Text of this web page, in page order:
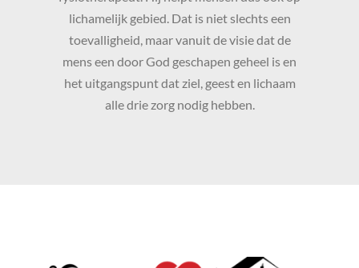
lichamelijk gebied. Dat is niet slechts een
toevalligheid, maar vanuit de visie dat de
mens een door God geschapen geheel is en
het uitgangspunt dat ziel, geest en lichaam
alle drie zorg nodig hebben.